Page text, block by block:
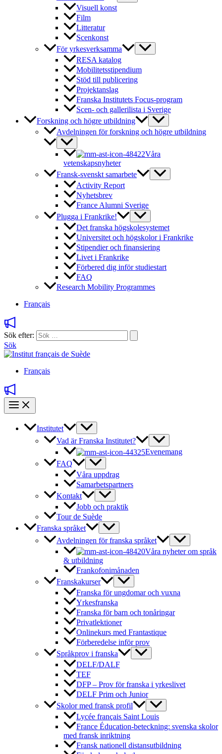
Visuell konst
Film
Litteratur
Scenkonst
För yrkesverksamma
RESA katalog
Mobilitetsstipendium
Stöd till publicering
Projektanslag
Franska Institutets Focus-program
Scen- och gallerilista i Sverige
Forskning och högre utbildning
Avdelningen för forskning och högre utbildning
Våra
vetenskapsnyheter
Fransk-svenskt samarbete
Activity Report
Nyhetsbrev
France Alumni Sverige
Plugga i Frankrike!
Det franska högskolesystemet
Universitet och högskolor i Frankrike
Stipendier och finansiering
Livet i Frankrike
Förbered dig inför studiestart
FAQ
Research Mobility Programmes
Français
Sök efter:
Sök
Français
Institutet
Vad är Franska Institutet?
Evenemang
FAQ
Våra uppdrag
Samarbetspartners
Kontakt
Jobb och praktik
Tour de Suède
Franska språket
Avdelningen för franska språket
Våra nyheter om språk
& utbildning
Frankofonimånaden
Franskakurser
Franska för ungdomar och vuxna
Yrkesfranska
Franska för barn och tonåringar
Privatlektioner
Onlinekurs med Frantastique
Förberedelse inför prov
Språkprov i franska
DELF/DALF
TEF
DFP – Prov för franska i yrkeslivet
DELF Prim och Junior
Skolor med fransk profil
Lycée français Saint Louis
France Éducation-beteckning: svenska skolor
med fransk inriktning
Fransk nationell distansutbildning